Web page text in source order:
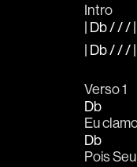
Intro
| Db / / /
| Db / / /
Verso 1
Db
Eu
Db
Pois